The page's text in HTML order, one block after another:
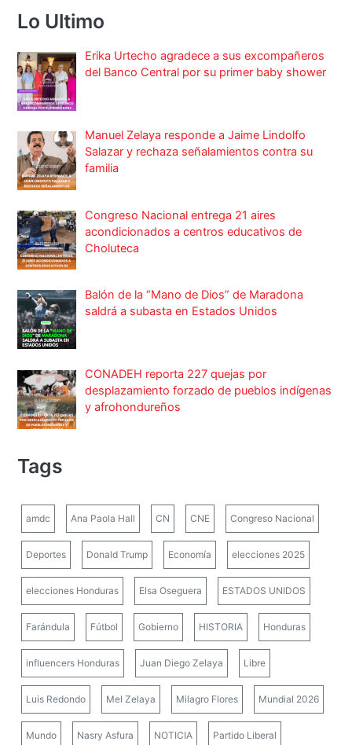
Lo Ultimo
Erika Urtecho agradece a sus excompañeros
del Banco Central por su primer baby shower
Manuel Zelaya responde a Jaime Lindolfo
Salazar y rechaza señalamientos contra su
familia
Congreso Nacional entrega 21 aires
acondicionados a centros educativos de
Choluteca
Balón de la “Mano de Dios” de Maradona
saldrá a subasta en Estados Unidos
CONADEH reporta 227 quejas por
desplazamiento forzado de pueblos indígenas
y afrohondureños
Tags
amdc Ana Paola Hall CN CNE Congreso Nacional
Deportes Donald Trump Economía elecciones 2025
elecciones Honduras Elsa Oseguera ESTADOS UNIDOS
Farándula Fútbol Gobierno HISTORIA Honduras
influencers Honduras Juan Diego Zelaya Libre
Luis Redondo Mel Zelaya Milagro Flores Mundial 2026
Mundo Nasry Asfura NOTICIA Partido Liberal